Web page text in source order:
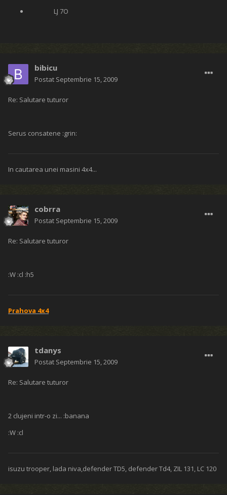
LJ 7O
bibicu
Postat Septembrie 15, 2009
Re: Salutare tuturor
Serus consatene :grin:
In cautarea unei masini 4x4...
cobrra
Postat Septembrie 15, 2009
Re: Salutare tuturor
:W :cl :h5
Prahova 4x4
tdanys
Postat Septembrie 15, 2009
Re: Salutare tuturor
2 clujeni intr-o zi... :banana
:W :cl
isuzu trooper, lada niva,defender TD5, defender Td4, ZIL 131, LC 120